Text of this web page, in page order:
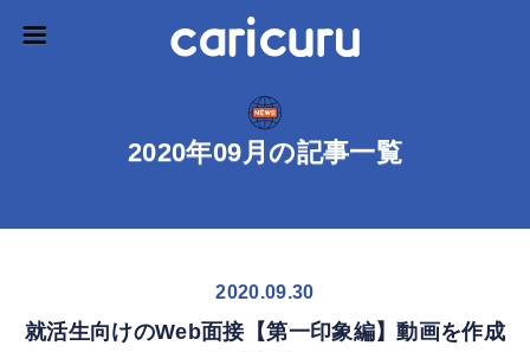
2020年09月の記事一覧
2020.09.30
就活生向けのWeb面接【第一印象編】動画を作成